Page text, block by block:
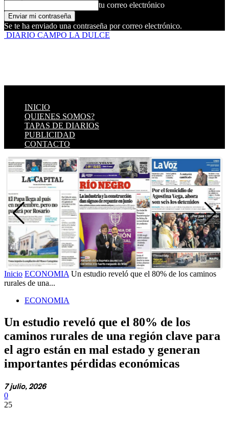
tu correo electrónico
Se te ha enviado una contraseña por correo electrónico.
DIARIO CAMPO LA DULCE
INICIO
QUIENES SOMOS?
TAPAS DE DIARIOS
PUBLICIDAD
CONTACTO
Inicio ECONOMIA Un estudio reveló que el 80% de los caminos
rurales de una...
ECONOMIA
Un estudio reveló que el 80% de los
caminos rurales de una región clave para
el agro están en mal estado y generan
importantes pérdidas económicas
7 julio, 2026
0
25